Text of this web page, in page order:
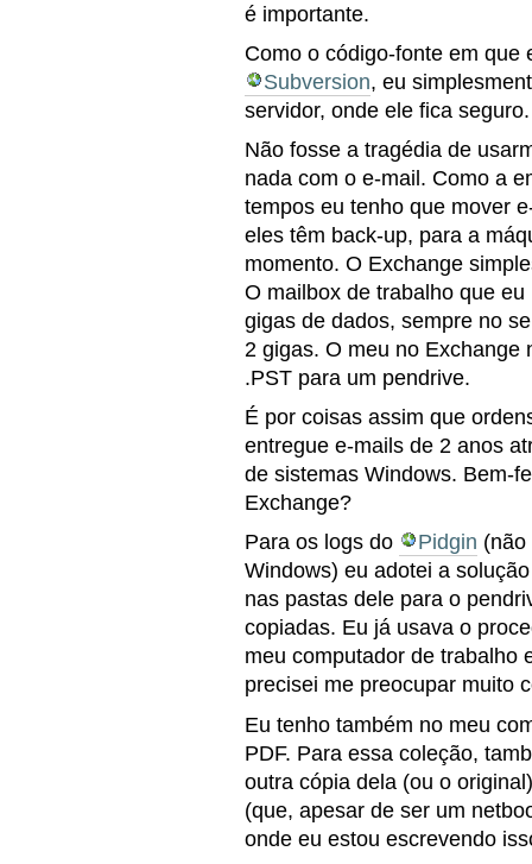
é importante.
Como o código-fonte em que
Subversion, eu
servidor, onde ele fica seguro.
Não fosse a tragédia de
nada com o e-mail. Como a
tempos eu tenho que mover
eles têm back-up, para a
momento. O Exchange
O mailbox de trabalho que
gigas de dados, sempre no
2 gigas. O meu no Exchange
.PST para um pendrive.
É por coisas assim que
entregue e-mails de 2 anos
de sistemas Windows. Bem-
Exchange?
Para os logs do
Pidgin (não
Windows) eu adotei a
nas pastas dele para o
copiadas. Eu já usava o
meu computador de trabalho
precisei me preocupar muito
Eu tenho também no meu
PDF. Para essa coleção,
outra cópia dela (ou o
(que, apesar de ser um
onde eu estou escrevendo